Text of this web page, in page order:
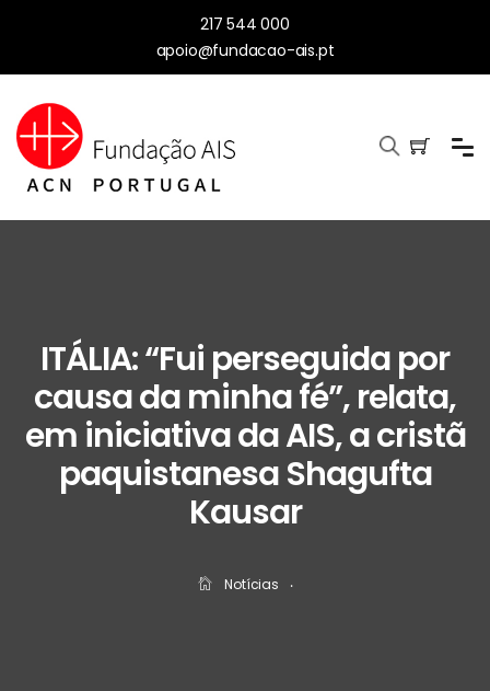
217 544 000
apoio@fundacao-ais.pt
ITÁLIA: “Fui perseguida por
causa da minha fé”, relata,
em iniciativa da AIS, a cristã
paquistanesa Shagufta
Kausar
Notícias ‧